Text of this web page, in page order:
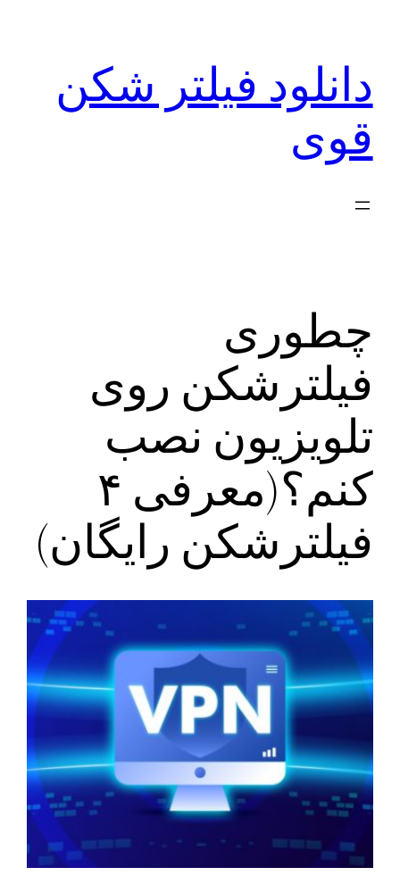
دانلود فیلتر شکن
قوی
چطوری
فیلترشکن روی
تلویزیون نصب
کنم؟(معرفی ۴
فیلترشکن رایگان)